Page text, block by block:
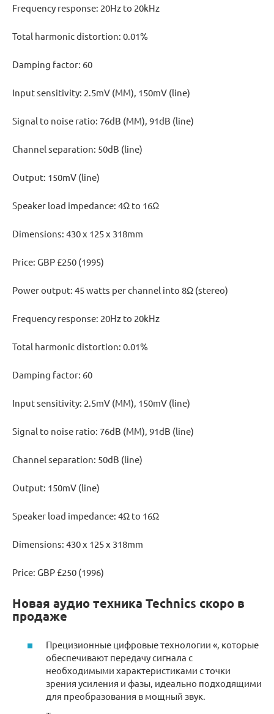
Frequency response: 20Hz to 20kHz
Total harmonic distortion: 0.01%
Damping factor: 60
Input sensitivity: 2.5mV (MM), 150mV (line)
Signal to noise ratio: 76dB (MM), 91dB (line)
Channel separation: 50dB (line)
Output: 150mV (line)
Speaker load impedance: 4Ω to 16Ω
Dimensions: 430 x 125 x 318mm
Price: GBP £250 (1995)
Power output: 45 watts per channel into 8Ω (stereo)
Frequency response: 20Hz to 20kHz
Total harmonic distortion: 0.01%
Damping factor: 60
Input sensitivity: 2.5mV (MM), 150mV (line)
Signal to noise ratio: 76dB (MM), 91dB (line)
Channel separation: 50dB (line)
Output: 150mV (line)
Speaker load impedance: 4Ω to 16Ω
Dimensions: 430 x 125 x 318mm
Price: GBP £250 (1996)
Новая аудио техника Technics скоро в
продаже
Прецизионные цифровые технологии «, которые
обеспечивают передачу сигнала с
необходимыми характеристиками с точки
зрения усиления и фазы, идеально подходящими
для преобразования в мощный звук.